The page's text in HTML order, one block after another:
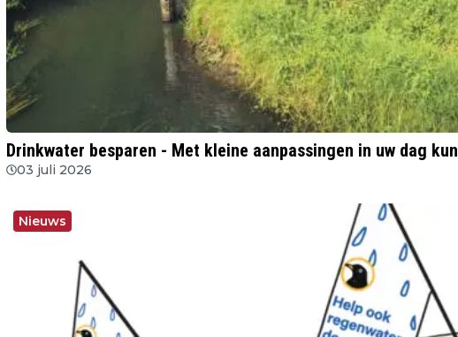
Drinkwater besparen - Met kleine aanpassingen in uw dag
03 juli 2026
Nieuws